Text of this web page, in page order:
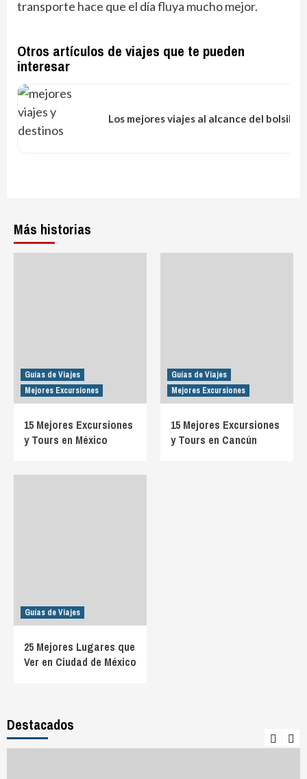
transporte hace que el día fluya mucho mejor.
Otros artículos de viajes que te pueden
interesar
Los mejores viajes al alcance del bolsillo
Más historias
Guías de Viajes
Mejores Excursiones
15 Mejores Excursiones
y Tours en México
Guías de Viajes
Mejores Excursiones
15 Mejores Excursiones
y Tours en Cancún
Guías de Viajes
25 Mejores Lugares que
Ver en Ciudad de México
Destacados